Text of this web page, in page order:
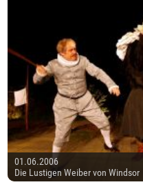
01.06.2006
Die Lustigen Weiber von Windsor